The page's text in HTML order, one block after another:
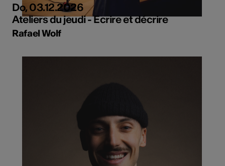
Do, 03.12.2026
Ateliers du jeudi - Ecrire et décrire
Rafael Wolf